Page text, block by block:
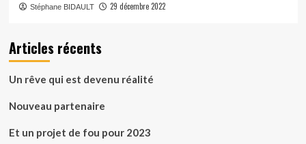
Stéphane BIDAULT 29 décembre 2022
Articles récents
Un rêve qui est devenu réalité
Nouveau partenaire
Et un projet de fou pour 2023